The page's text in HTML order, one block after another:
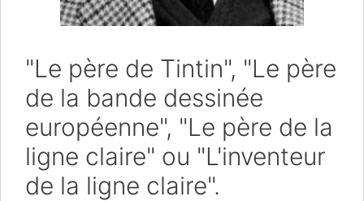
"Le père de Tintin", "Le père
de la bande dessinée
européenne", "Le père de la
ligne claire" ou "L'inventeur
de la ligne claire".